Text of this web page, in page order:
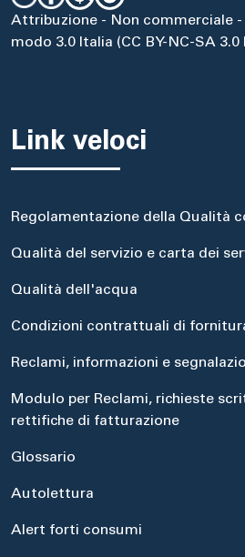
Attribuzione - Non commerciale
modo 3.0 Italia (CC BY-NC-SA 3.0
Link veloci
Regolamentazione della Qualità
Qualità del servizio e carta dei
Qualità dell'acqua
Condizioni contrattuali di
Reclami, informazioni e
Modulo per Reclami, richieste
rettifiche di fatturazione
Glossario
Autolettura
Alert forti consumi